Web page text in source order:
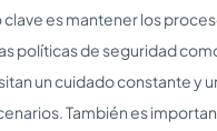
es mantener los
políticas de seguridad
un cuidado constante y
También es